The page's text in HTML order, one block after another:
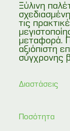
Ξύλινη
τις
μεταφορά.
αξιόπιστη
σύγχρονης
Διαστάσεις
Ποσότητα